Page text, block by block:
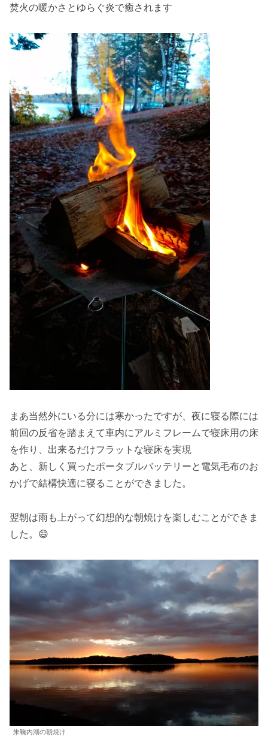
焚火の暖かさとゆらぐ炎で癒されます
まあ当然外にいる分には寒かったですが、夜に寝る際には
前回の反省を踏まえて車内にアルミフレームで寝床用の床
を作り、出来るだけフラットな寝床を実現
あと、新しく買ったポータブルバッテリーと電気毛布のお
かげで結構快適に寝ることができました。
翌朝は雨も上がって幻想的な朝焼けを楽しむことができま
した。😄
朱鞠内湖の朝焼け